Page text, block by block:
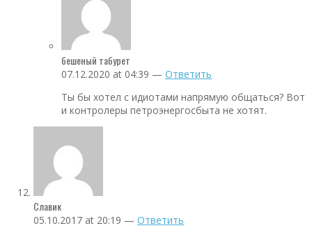
бешеный табурет
07.12.2020 at 04:39 — Ответить
Ты бы хотел с идиотами напрямую общаться? Вот
и контролеры петроэнергосбыта не хотят.
Славик
05.10.2017 at 20:19 — Ответить